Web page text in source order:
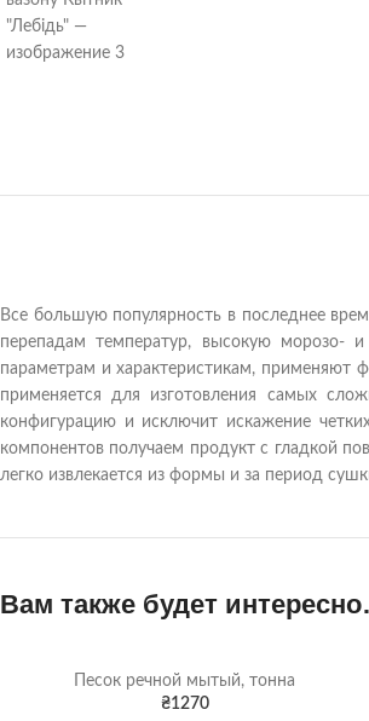
Все большую популярность в последнее
перепадам температур, высокую морозо-
параметрам и характеристикам, применяют
применяется для изготовления самых
конфигурацию и исключит искажение
компонентов получаем продукт с гладкой
легко извлекается из формы и за период
Вам также будет
Песок речной мытый, тонна
₴1270